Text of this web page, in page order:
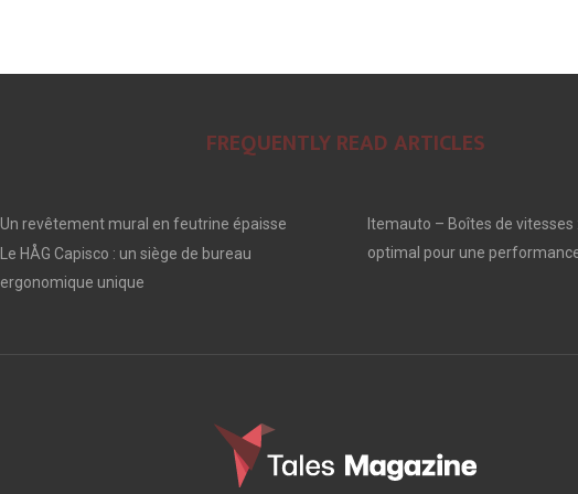
FREQUENTLY READ ARTICLES
Un revêtement mural en feutrine épaisse
Le HÅG Capisco : un siège de bureau
ergonomique unique
Itemauto – Boîtes de vitesses
optimal pour une